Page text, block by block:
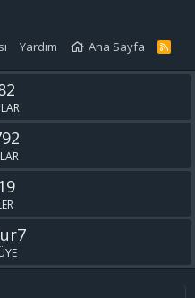
Yardım Ana Sayfa
R
S